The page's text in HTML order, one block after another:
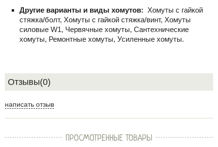
Другие варианты и виды хомутов: Хомуты с гайкой
стяжка/болт, Хомуты с гайкой стяжка/винт, Хомуты
силовые W1, Червячные хомуты, Сантехнические
хомуты, Ремонтные хомуты, Усиленные хомуты.
Отзывы(0)
написать отзыв
ПРОСМОТРЕННЫЕ ТОВАРЫ